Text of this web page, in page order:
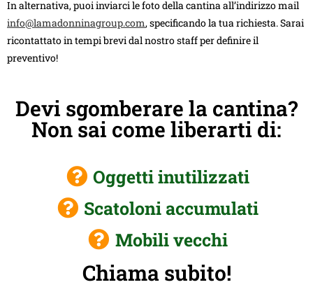
In alternativa, puoi inviarci le foto della cantina all’indirizzo mail
info@lamadonninagroup.com, specificando la tua richiesta. Sarai
ricontattato in tempi brevi dal nostro staff per definire il
preventivo!
Devi sgomberare la cantina?
Non sai come liberarti di:
Oggetti inutilizzati
Scatoloni accumulati
Mobili vecchi
Chiama subito!